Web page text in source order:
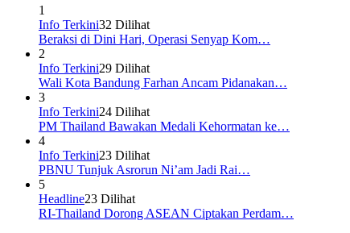
1
Info Terkini32 Dilihat
Beraksi di Dini Hari, Operasi Senyap Kom…
2
Info Terkini29 Dilihat
Wali Kota Bandung Farhan Ancam Pidanakan…
3
Info Terkini24 Dilihat
PM Thailand Bawakan Medali Kehormatan ke…
4
Info Terkini23 Dilihat
PBNU Tunjuk Asrorun Ni’am Jadi Rai…
5
Headline23 Dilihat
RI-Thailand Dorong ASEAN Ciptakan Perdam…